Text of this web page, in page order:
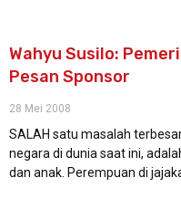
Wahyu Susilo:
Pesan Sponsor
28 Mei 2008
SALAH satu masalah
negara di dunia saat ini,
dan anak. Perempuan di